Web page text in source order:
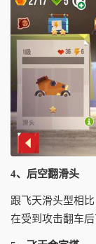
4、后空翻滑头
跟飞天滑头型相
在受到攻击翻车后